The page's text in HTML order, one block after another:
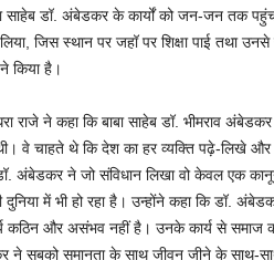
साहेब डॉ. अंबेडकर के कार्यों को जन-जन तक
जिस स्थान पर जहॉ पर शिक्षा पाई तथा
किया है।
राजे ने कहा कि बाबा साहेब डॉ. भीमराव
थी। वे चाहते थे कि देश का हर व्यक्ति पढ़े-लिखे
अंबेडकर ने जो संविधान लिखा वो केवल एक
में भी हो रहा है। उन्होंने कहा कि डॉ. अंबेडकर
कठिन और असंभव नहीं है। उनके कार्य से समाज
ने सबको समानता के साथ जीवन जीने के साथ-